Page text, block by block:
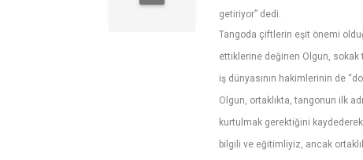
getiriyor” dedi.
Tangoda çiftlerin eşit önemi
ettiklerine değinen Olgun,
iş dünyasının hakimlerinin de
Olgun, ortaklıkta, tangonun ilk
kurtulmak gerektiğini
bilgili ve eğitimliyiz, ancak